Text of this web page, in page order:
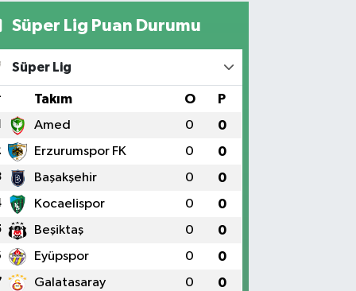
ÜNÜVERSİTESİ HASTANESİNİN KARŞISI TRAFİK
YANI Üniversite Mah.Yunus Emre Bulvarı
A
Süper Lig Puan Durumu
Süper Lig
Takım O P
Amed 0 0
Erzurumspor FK 0 0
Başakşehir 0 0
Kocaelispor 0 0
Beşiktaş 0 0
Eyüpspor 0 0
Galatasaray 0 0